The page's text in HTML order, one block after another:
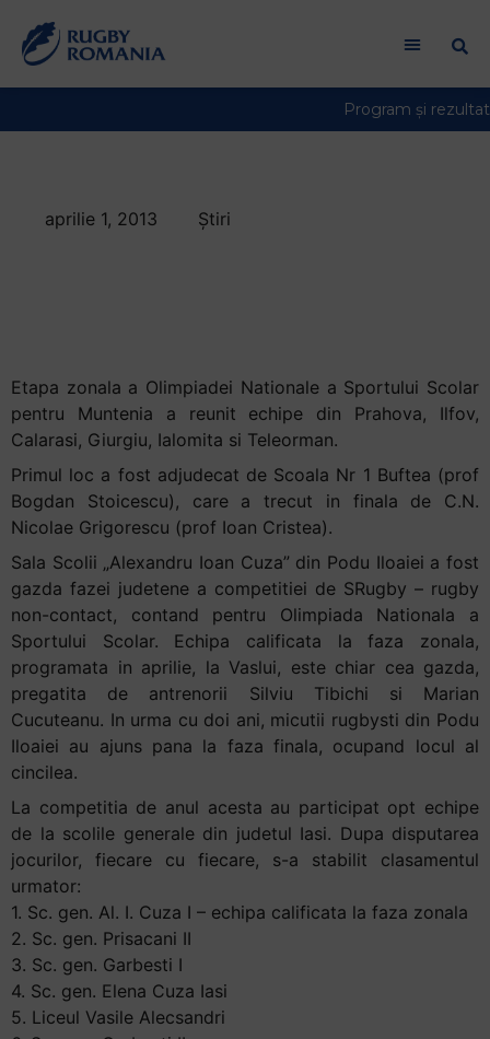
venit
cititorul
de
ecran
All
One
Accessibility,
apăsați
„Ctrl
Această
comandă
rapidă
activează
cititorul
de
ecran
pentru
vă
ajuta
să
navigați
să
aprilie 1, 2013 Știri
Etapa zonala a Olimpiadei Nationale a Sportului Scolar
pentru Muntenia a reunit echipe din Prahova, Ilfov,
Calarasi, Giurgiu, Ialomita si Teleorman.
Primul loc a fost adjudecat de Scoala Nr 1 Buftea (prof
Bogdan Stoicescu), care a trecut in finala de C.N.
Nicolae Grigorescu (prof Ioan Cristea).
Sala Scolii „Alexandru Ioan Cuza” din Podu Iloaiei a fost
gazda fazei judetene a competitiei de SRugby – rugby
non-contact, contand pentru Olimpiada Nationala a
Sportului Scolar. Echipa calificata la faza zonala,
programata in aprilie, la Vaslui, este chiar cea gazda,
pregatita de antrenorii Silviu Tibichi si Marian
Cucuteanu. In urma cu doi ani, micutii rugbysti din Podu
Iloaiei au ajuns pana la faza finala, ocupand locul al
cincilea.
La competitia de anul acesta au participat opt echipe
de la scolile generale din judetul Iasi. Dupa disputarea
jocurilor, fiecare cu fiecare, s-a stabilit clasamentul
urmator:
1. Sc. gen. Al. I. Cuza I – echipa calificata la faza zonala
2. Sc. gen. Prisacani II
3. Sc. gen. Garbesti I
4. Sc. gen. Elena Cuza Iasi
5. Liceul Vasile Alecsandri